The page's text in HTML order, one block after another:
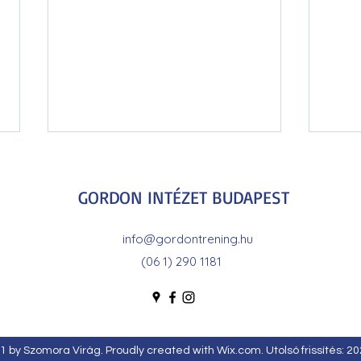
❤️A konfliktusmegoldás
GORDON INTÉZET BUDAPEST
info@gordontrening.hu
(06 1) 290 1181
by Szomora Virág. Proudly created with Wix.com. Utolsó frissítés: